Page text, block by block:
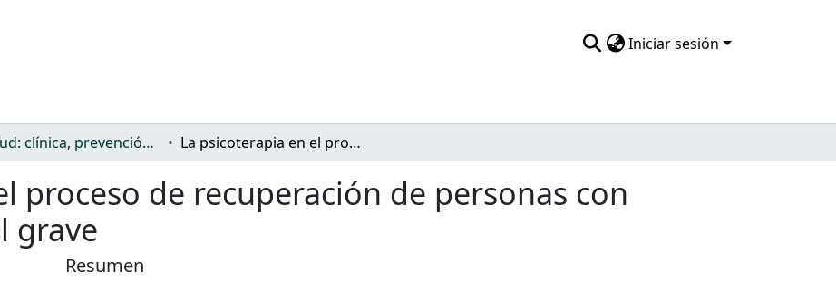
Iniciar sesión
Salud: clínica, prevención, atención sanitaria y (re)habilitación La psicoterapia en el proceso de recuperación de personas con enfermedad mental grave
proceso de recuperación de personas con
grave
Resumen